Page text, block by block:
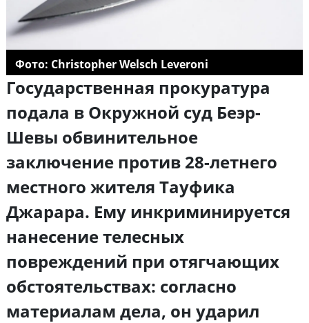
Фото: Christopher Welsch Leveroni
Государственная прокуратура
подала в Окружной суд Беэр-
Шевы обвинительное
заключение против 28-летнего
местного жителя Тауфика
Джарара. Ему инкриминируется
нанесение телесных
повреждений при отягчающих
обстоятельствах: согласно
материалам дела, он ударил